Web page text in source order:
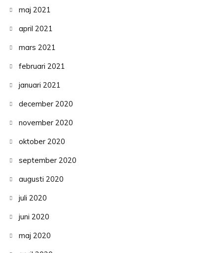
maj 2021
april 2021
mars 2021
februari 2021
januari 2021
december 2020
november 2020
oktober 2020
september 2020
augusti 2020
juli 2020
juni 2020
maj 2020